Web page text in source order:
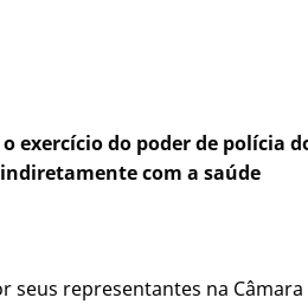
do poder de polícia
com a saúde
representantes na